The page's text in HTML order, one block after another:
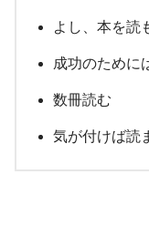
よし、本を読
成功のために
数冊読む
気が付けば読